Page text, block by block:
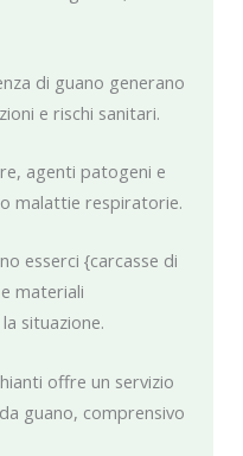
di guano generano
e rischi sanitari.
agenti patogeni e
malattie respiratorie.
esserci {carcasse di
materiali
situazione.
offre un servizio
guano, comprensivo